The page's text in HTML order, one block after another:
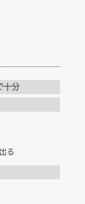
十分
る